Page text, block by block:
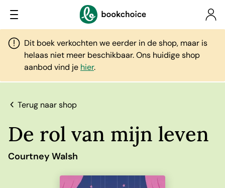
Dit boek verkochten we eerder in de shop, maar is
helaas niet meer beschikbaar. Ons huidige shop
aanbod vind je hier.
Terug naar shop
De rol van mijn leven
Courtney Walsh